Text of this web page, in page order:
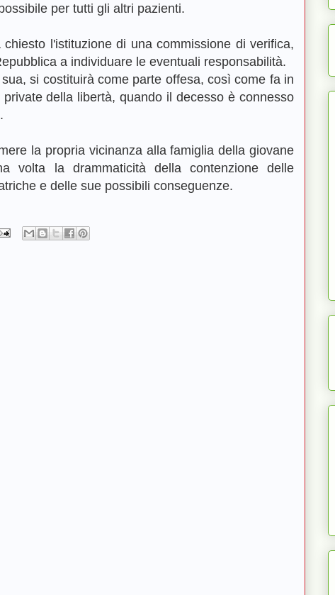
per tutti gli altri pazienti.
l'istituzione di una commissione di verifica,
a individuare le eventuali responsabilità.
si costituirà come parte offesa, così come fa in
della libertà, quando il decesso è connesso
la propria vicinanza alla famiglia della giovane
volta la drammaticità della contenzione delle
e delle sue possibili conseguenze.